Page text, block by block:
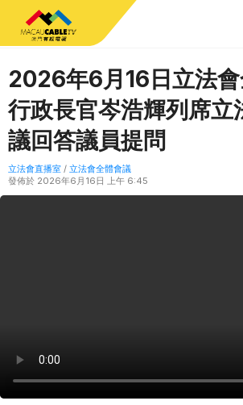
2026年6月16日立法
行政長官岑浩輝列席立
議回答議員提問
立法會直播室 / 立法會全體會議
發佈於 2026年6月16日 上午 6:45